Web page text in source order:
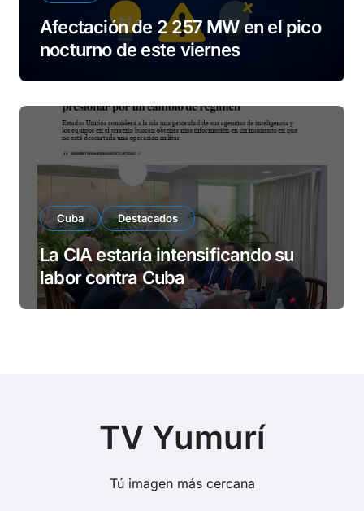
Afectación de 2 257 MW en el pico
nocturno de este viernes
Cuba Destacados
La CIA estaría intensificando su
labor contra Cuba
TV Yumurí
Tú imagen más cercana